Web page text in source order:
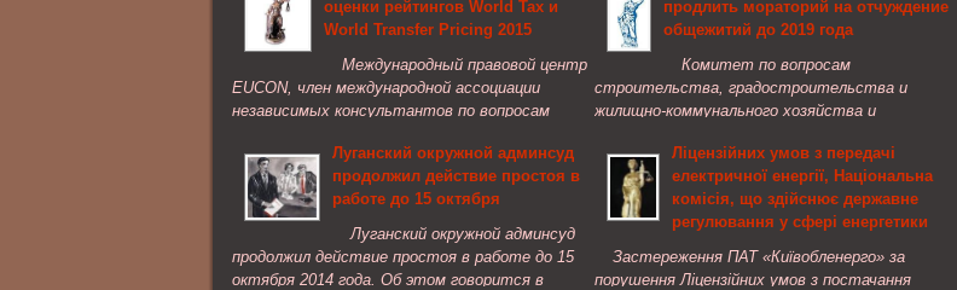
оценки рейтингов World Tax и
World Transfer Pricing 2015
Международный правовой центр
EUCON, член международной ассоциации
независимых консультантов по вопросам
таможенных услуг TPA Global, получил
признание ...
Луганский окружной админсуд
продолжил действие простоя в
работе до 15 октября
Луганский окружной админсуд
продолжил действие простоя в работе до 15
октября 2014 года. Об этом говорится в
продлить мораторий на отчуждение
общежитий до 2019 года
Комитет по вопросам
строительства, градостроительства и
жилищно-коммунального хозяйства и
Верховному Совету принять за основу проект
закона о внесении изменений ...
Ліцензійних умов з передачі
електричної енергії, Національна
комісія, що здійснює державне
регулювання у сфері енергетики
Застереження ПАТ «Київобленерго» за
порушення Ліцензійних умов з постачання